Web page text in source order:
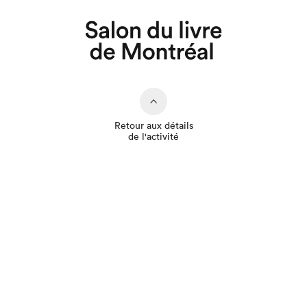
Que cherchez-vous?
Retour aux détails
de l'activité